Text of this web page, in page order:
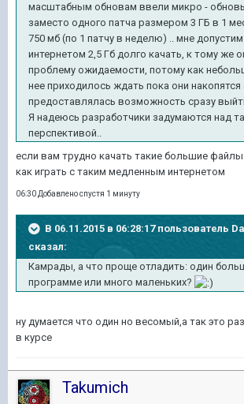
масштабным обновам ввели микро -
заместо одного патча размером 3 ГБ в 1
750 мб (по 1 патчу в неделю) .. мне
интернетом 2,5 Гб долго качать, к тому же
проблему ожидаемости, потому как
нее приходилось ждать пока они накопятся
предоставлялась возможность сразу
Я надеюсь разработчики задумаются над
перспективой..
если вам трудно качать такие большие
как играть с таким медленным интернетом
06:30 Добавлено спустя 1 минуту
В 06.11.2015 в 06:28:17 пользователь
сказал:
Камрады, а что проще отладить: один
программе или много маленьких?
ну думается что один но весомый,а так это
в курсе
Takumich